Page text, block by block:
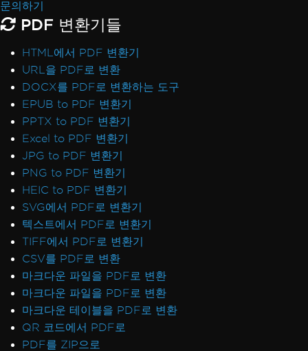
문의하기
PDF 변환기들
HTML에서 PDF 변환기
URL을 PDF로 변환
DOCX를 PDF로 변환하는 도구
EPUB to PDF 변환기
PPTX to PDF 변환기
Excel to PDF 변환기
JPG to PDF 변환기
PNG to PDF 변환기
HEIC to PDF 변환기
SVG에서 PDF로 변환기
텍스트에서 PDF로 변환기
TIFF에서 PDF로 변환기
CSV를 PDF로 변환
마크다운 파일을 PDF로 변환
마크다운 파일을 PDF로 변환
마크다운 테이블을 PDF로 변환
QR 코드에서 PDF로
PDF를 ZIP으로